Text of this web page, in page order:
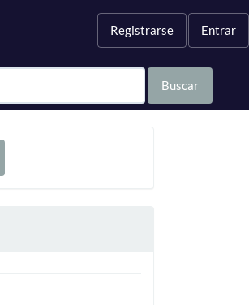
Registrarse Entrar
Buscar